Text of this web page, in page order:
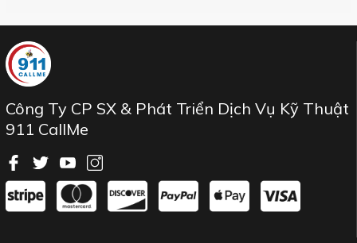
Công Ty CP SX & Phát Triển Dịch Vụ Kỹ Thuật
911 CallMe